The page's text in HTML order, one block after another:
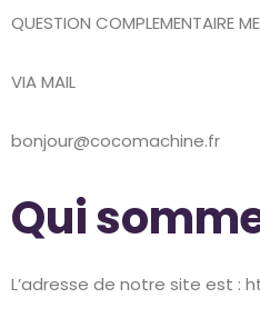
QUESTION COMPLEMENTAIRE
VIA MAIL
bonjour@cocomachine.fr
Qui
L’adresse de notre site est :